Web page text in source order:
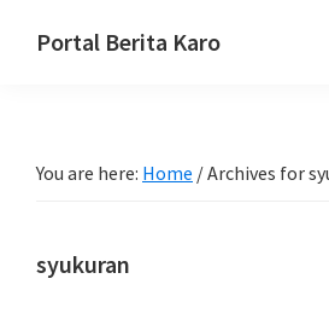
Portal Berita Karo
Karo,
Karo.
You are here: Home /Archives for
syukuran